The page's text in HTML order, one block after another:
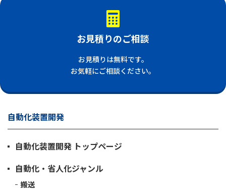
お見積りのご相談
お見積りは無料です。
お気軽にご相談ください。
自動化装置開発
自動化装置開発 トップページ
自動化・省人化ジャンル
搬送